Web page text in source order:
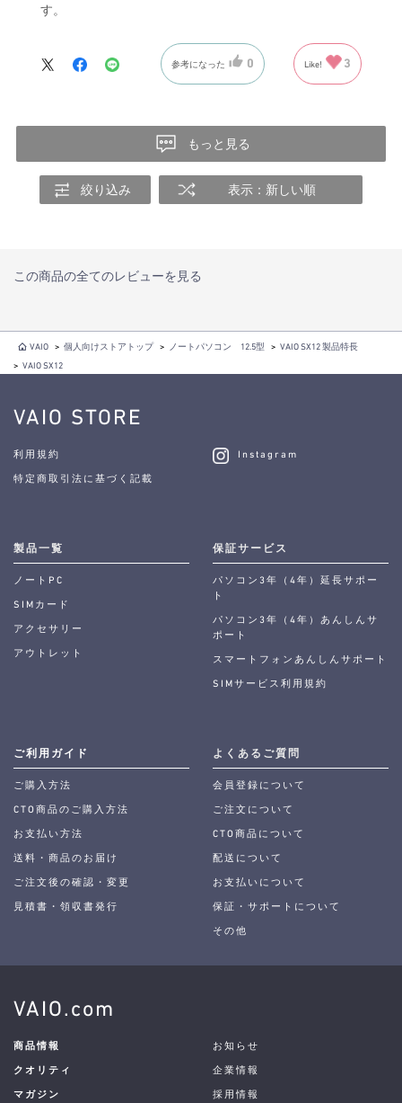
す。
参考になった 0 Like! 3
もっと見る
絞り込み 表示：新しい順
この商品の全てのレビューを見る
VAIO > 個人向けストアトップ > ノートパソコン 12.5型 > VAIO SX12 製品特長
> VAIO SX12
VAIO STORE
利用規約
特定商取引法に基づく記載
Instagram
製品一覧
ノートPC
SIMカード
アクセサリー
アウトレット
保証サービス
パソコン3年（4年）延長サポー
ト
パソコン3年（4年）あんしんサ
ポート
スマートフォンあんしんサポート
SIMサービス利用規約
ご利用ガイド
ご購入方法
CTO商品のご購入方法
お支払い方法
送料・商品のお届け
ご注文後の確認・変更
見積書・領収書発行
よくあるご質問
会員登録について
ご注文について
CTO商品について
配送について
お支払いについて
保証・サポートについて
その他
VAIO.com
商品情報
クオリティ
マガジン
お知らせ
企業情報
採用情報